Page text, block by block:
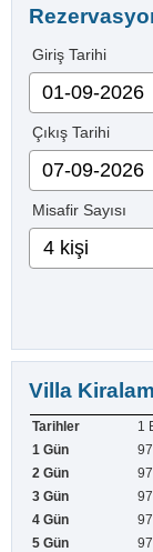
Giriş Tarihi
Çıkış Tarihi
Misafir Sayısı
4 kişi
Villa
1